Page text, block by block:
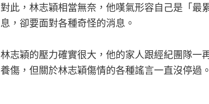
對此，林志穎相當無奈，他嘆氣形容自己是「最
息，卻要面對各種奇怪的消息。
林志穎的壓力確實很大，他的家人跟經紀團隊一
養傷，但關於林志穎傷情的各種謠言一直沒停過。